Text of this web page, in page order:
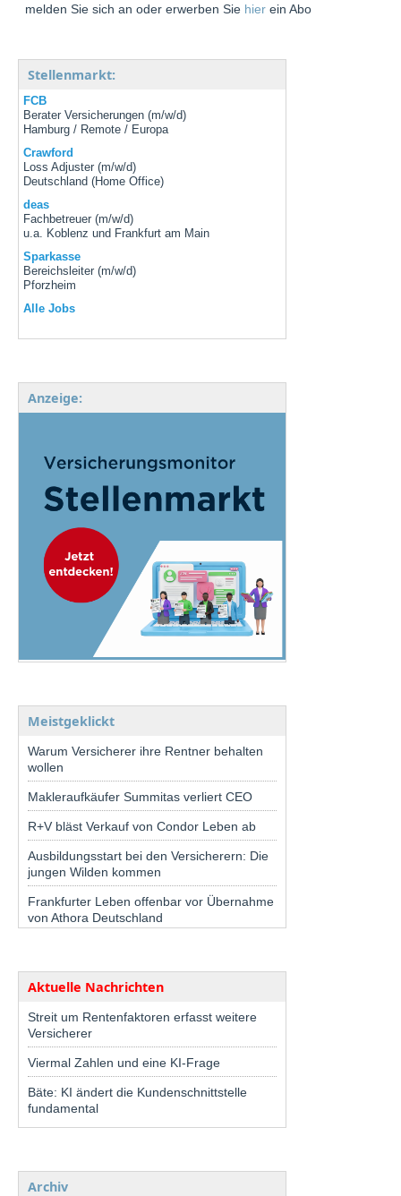
melden Sie sich an oder erwerben Sie hier ein Abo
Stellenmarkt:
FCB
Berater Versicherungen (m/w/d)
Hamburg / Remote / Europa
Crawford
Loss Adjuster (m/w/d)
Deutschland (Home Office)
deas
Fachbetreuer (m/w/d)
u.a. Koblenz und Frankfurt am Main
Sparkasse
Bereichsleiter (m/w/d)
Pforzheim
Alle Jobs
Anzeige:
Meistgeklickt
Warum Versicherer ihre Rentner behalten
wollen
Makleraufkäufer Summitas verliert CEO
R+V bläst Verkauf von Condor Leben ab
Ausbildungsstart bei den Versicherern: Die
jungen Wilden kommen
Frankfurter Leben offenbar vor Übernahme
von Athora Deutschland
Aktuelle Nachrichten
Streit um Rentenfaktoren erfasst weitere
Versicherer
Viermal Zahlen und eine KI-Frage
Bäte: KI ändert die Kundenschnittstelle
fundamental
Archiv